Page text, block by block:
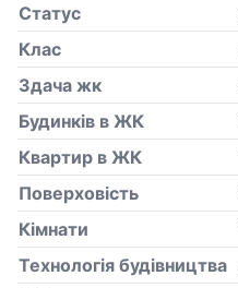
Статус
Клас
Здача жк
Будинків в ЖК
Квартир в ЖК
Поверховість
Кiмнати
Технологія будівництва